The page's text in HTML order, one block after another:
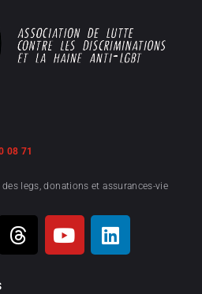
08 71
legs, donations et assurances-vie